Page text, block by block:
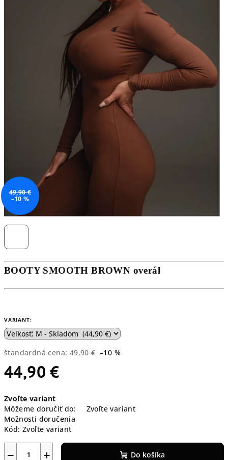
BOOTY SMOOTH BROWN overál
VARIANT:
štandardná cena: 49,90 € –10 %
44,90 €
cena:
Zvoľte variant
Môžeme doručiť do:
Zvoľte variant
Možnosti doručenia
Kód: Zvoľte variant
+
− Do košíka
49,90 €
–10 %